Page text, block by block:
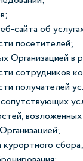
сайта об
посетителей;
Организацией
сотрудников
получателей
сбора;